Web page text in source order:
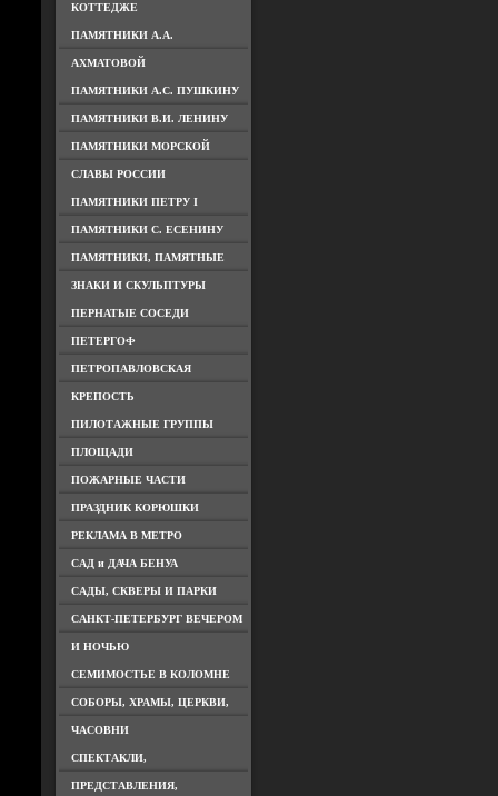
КОТТЕДЖЕ
ПАМЯТНИКИ А.А.
АХМАТОВОЙ
ПАМЯТНИКИ А.С. ПУШКИНУ
ПАМЯТНИКИ В.И. ЛЕНИНУ
ПАМЯТНИКИ МОРСКОЙ
СЛАВЫ РОССИИ
ПАМЯТНИКИ ПЕТРУ I
ПАМЯТНИКИ С. ЕСЕНИНУ
ПАМЯТНИКИ, ПАМЯТНЫЕ
ЗНАКИ И СКУЛЬПТУРЫ
ПЕРНАТЫЕ СОСЕДИ
ПЕТЕРГОФ
ПЕТРОПАВЛОВСКАЯ
КРЕПОСТЬ
ПИЛОТАЖНЫЕ ГРУППЫ
ПЛОЩАДИ
ПОЖАРНЫЕ ЧАСТИ
ПРАЗДНИК КОРЮШКИ
РЕКЛАМА В МЕТРО
САД и ДАЧА БЕНУА
САДЫ, СКВЕРЫ И ПАРКИ
САНКТ-ПЕТЕРБУРГ ВЕЧЕРОМ
И НОЧЬЮ
СЕМИМОСТЬЕ В КОЛОМНЕ
СОБОРЫ, ХРАМЫ, ЦЕРКВИ,
ЧАСОВНИ
СПЕКТАКЛИ,
ПРЕДСТАВЛЕНИЯ,